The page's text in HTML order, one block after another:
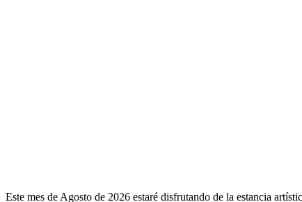
Este mes de Agosto de 2026 estaré disfrutando de la estancia